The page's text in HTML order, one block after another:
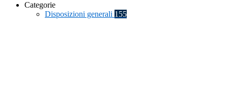
Categorie
Disposizioni generali 155